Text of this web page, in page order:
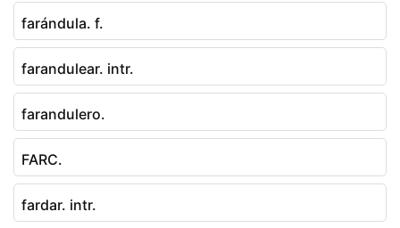
farándula. f.
farandulear. intr.
farandulero.
FARC.
fardar. intr.